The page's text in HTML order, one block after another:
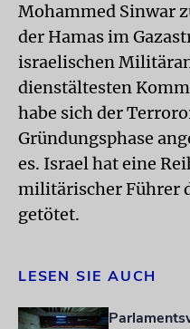
Mohammed Sinwar
der Hamas im
israelischen
dienstältesten
habe sich der
Gründungsphase
es. Israel hat eine
militärischer Führer
getötet.
LESEN SIE AUCH